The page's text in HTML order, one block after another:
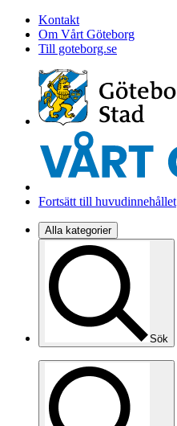
Kontakt
Om Vårt Göteborg
Till goteborg.se
Fortsätt till huvudinnehållet
Alla kategorier
Sök